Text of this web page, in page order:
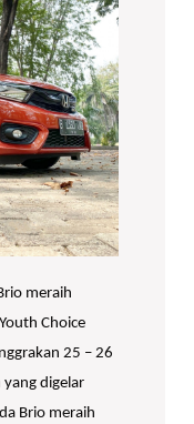
meraih
Choice
25 – 26
digelar
Brio meraih